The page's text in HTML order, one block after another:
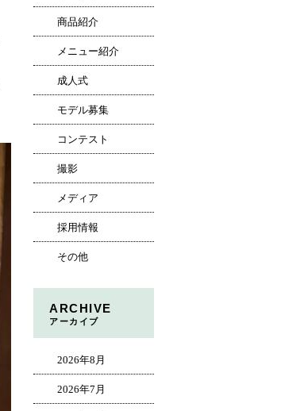
商品紹介
メニュー紹介
成人式
モデル募集
コンテスト
撮影
メディア
採用情報
その他
ARCHIVE
アーカイブ
2026年8月
2026年7月